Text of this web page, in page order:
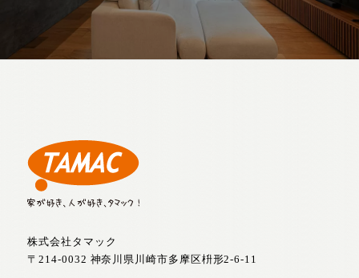
株式会社タマック
〒214-0032 神奈川県川崎市多摩区枡形2-6-11